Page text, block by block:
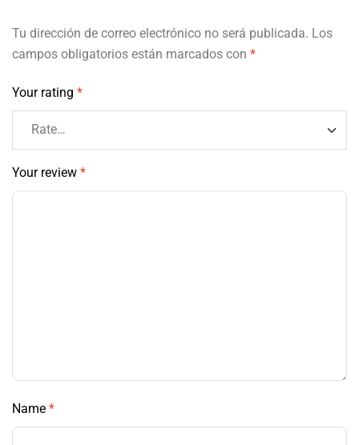
Tu dirección de correo electrónico no será publicada. Los
campos obligatorios están marcados con *
Your rating *
Your review *
Name *